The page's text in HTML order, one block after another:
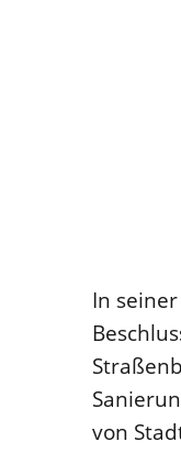
In
von